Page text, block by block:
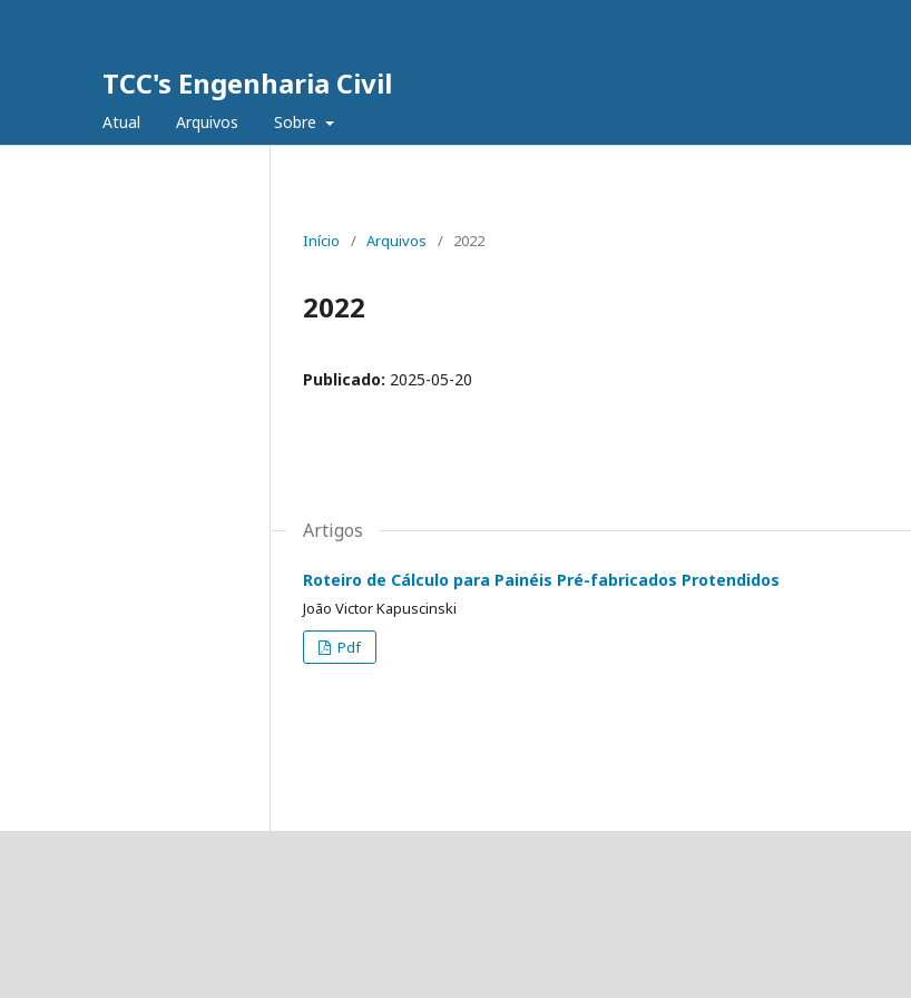
TCC's Engenharia Civil
Atual Arquivos Sobre
Início / Arquivos / 2022
2022
Publicado: 2025-05-20
Artigos
Roteiro de Cálculo para Painéis Pré-fabricados Protendidos
João Victor Kapuscinski
Pdf